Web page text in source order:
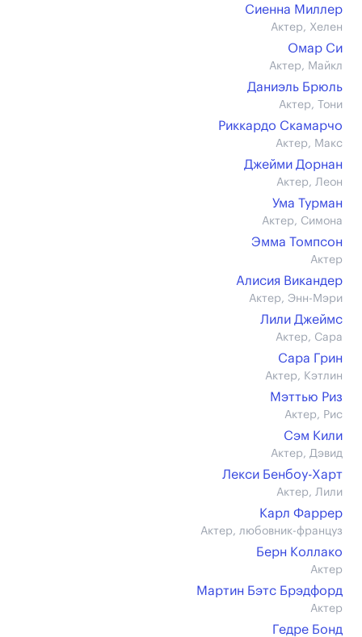
Сиенна Миллер
Актер, Хелен
Омар Си
Актер, Майкл
Даниэль Брюль
Актер, Тони
Риккардо Скамарчо
Актер, Макс
Джейми Дорнан
Актер, Леон
Ума Турман
Актер, Симона
Эмма Томпсон
Актер
Алисия Викандер
Актер, Энн-Мэри
Лили Джеймс
Актер, Сара
Сара Грин
Актер, Кэтлин
Мэттью Риз
Актер, Рис
Сэм Кили
Актер, Дэвид
Лекси Бенбоу-Харт
Актер, Лили
Карл Фаррер
Актер, любовник-француз
Берн Коллако
Актер
Мартин Бэтс Брэдфорд
Актер
Гедре Бонд